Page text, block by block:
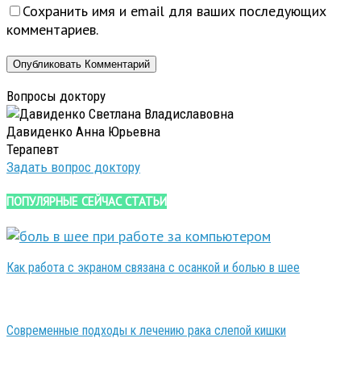
Сохранить имя и email для ваших последующих
комментариев.
Вопросы доктору
Давиденко Анна Юрьевна
Терапевт
Задать вопрос доктору
ПОПУЛЯРНЫЕ СЕЙЧАС СТАТЬИ
Как работа с экраном связана с осанкой и болью в шее
Современные подходы к лечению рака слепой кишки